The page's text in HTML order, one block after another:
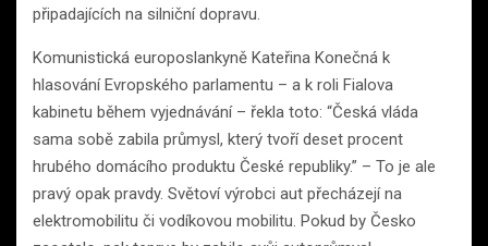
připadajících na silniční dopravu.
Komunistická europoslankyně Kateřina Konečná k
hlasování Evropského parlamentu – a k roli Fialova
kabinetu během vyjednávání – řekla toto: “Česká vláda
sama sobě zabila průmysl, který tvoří deset procent
hrubého domácího produktu České republiky.” – To je ale
pravý opak pravdy. Světoví výrobci aut přecházejí na
elektromobilitu či vodíkovou mobilitu. Pokud by Česko